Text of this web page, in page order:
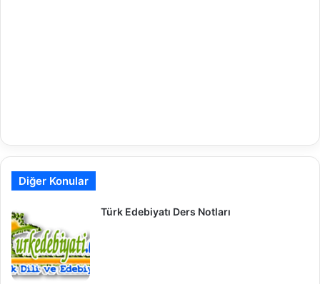
Diğer Konular
Türk Edebiyatı Ders Notları